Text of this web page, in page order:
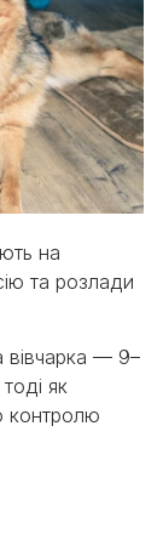
на
та розлади
вівчарка — 9–
як
контролю